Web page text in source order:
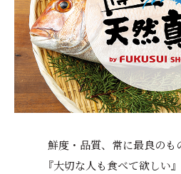
鮮度・品質、常に最良のも
『大切な人も食べて欲しい